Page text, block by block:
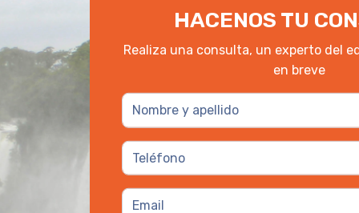
HACENOS TU
Realiza una consulta, un experto del
en breve